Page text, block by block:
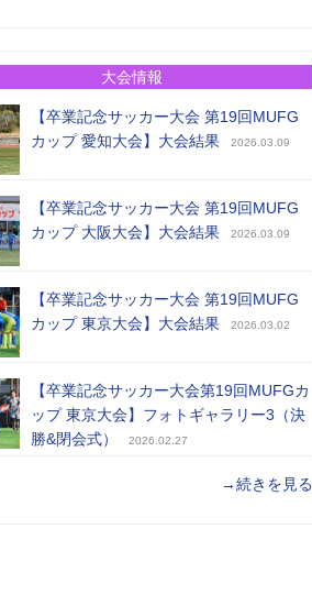
大会情報
【卒業記念サッカー大会 第19回MUFG
カップ 愛知大会】大会結果
2026.03.09
【卒業記念サッカー大会 第19回MUFG
カップ 大阪大会】大会結果
2026.03.09
【卒業記念サッカー大会 第19回MUFG
カップ 東京大会】大会結果
2026.03.02
【卒業記念サッカー大会第19回MUFGカ
ップ 東京大会】フォトギャラリー3（決
勝&閉会式）
2026.02.27
→続きを見る